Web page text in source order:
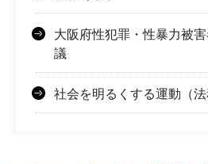
大阪府性犯罪・性暴力被
議
社会を明るくする運動（法